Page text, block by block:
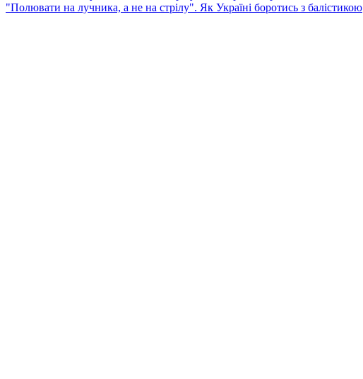
"Полювати на лучника, а не на стрілу". Як Україні боротись з балістикою